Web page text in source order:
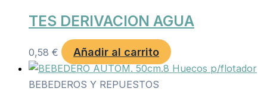
TES DERIVACION AGUA
0,58 € Añadir al carrito
BEBEDEROS Y REPUESTOS